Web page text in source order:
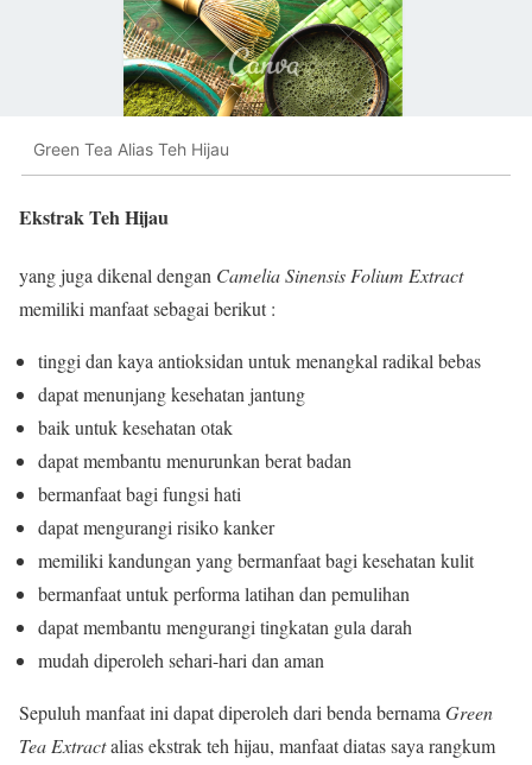
Green Tea Alias Teh Hijau
Ekstrak Teh Hijau
yang juga dikenal dengan Camelia Sinensis Folium Extract
memiliki manfaat sebagai berikut :
tinggi dan kaya antioksidan untuk menangkal radikal bebas
dapat menunjang kesehatan jantung
baik untuk kesehatan otak
dapat membantu menurunkan berat badan
bermanfaat bagi fungsi hati
dapat mengurangi risiko kanker
memiliki kandungan yang bermanfaat bagi kesehatan kulit
bermanfaat untuk performa latihan dan pemulihan
dapat membantu mengurangi tingkatan gula darah
mudah diperoleh sehari-hari dan aman
Sepuluh manfaat ini dapat diperoleh dari benda bernamaGreen
Tea Extractalias ekstrak teh hijau, manfaat diatas saya rangkum